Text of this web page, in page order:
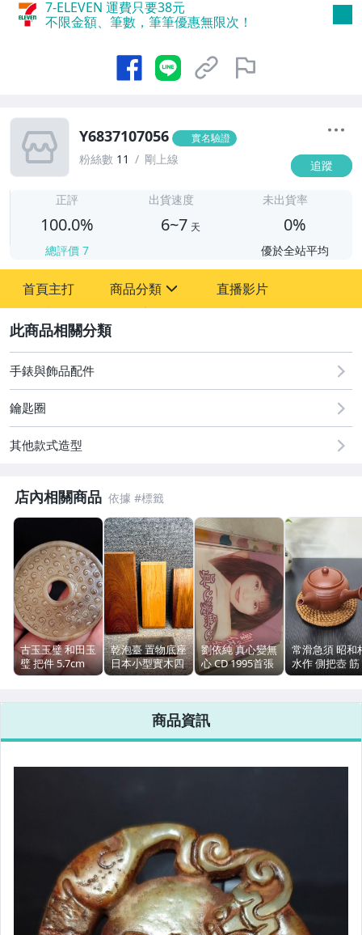
7-ELEVEN 運費只要38元
不限金額、筆數，筆筆優惠無限次！
Y6837107056 實名驗證
粉絲數 11 剛上線 追蹤
正評
100.0%
總評價 7
出貨速度
6~7 天
未出貨率
0%
優於全站平均
首頁主打 商品分類
圖書/影音/文具
古董、藝術與礦石
玩具、模型與公仔
男性精品與服飾
運動、戶外與休閒
直播影片
手錶與飾品配件
鑰匙圈
其他款式造型
店內相關商品
古玉玉璧 和田玉
璧 把件 5.7cm
厚0.5cm
乾泡臺 置物底座
日本小型實木四
片 茶道文房 茶
劉依純 真心變無
心 CD 1995首張
專輯 台語 TRD-
常滑急須 昭和
水作 側把壺 筋
紋 250ml 日本
商品資訊